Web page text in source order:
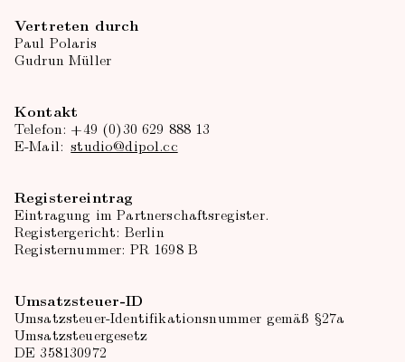
Vertreten durch
Paul Polaris
Gudrun Müller
Kontakt
Telefon: +49 (0)30 629 888 13
E-Mail:studio@dipol.cc
Registereintrag
Eintragung im Partnerschaftsregister.
Registergericht: Berlin
Registernummer: PR 1698 B
Umsatzsteuer-ID
Umsatzsteuer-Identifikationsnummer gemäß §27a
Umsatzsteuergesetz
DE 358130972